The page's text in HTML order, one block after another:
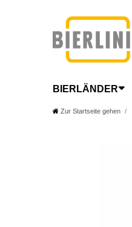
BIERLÄNDER
Zur Startseite gehen